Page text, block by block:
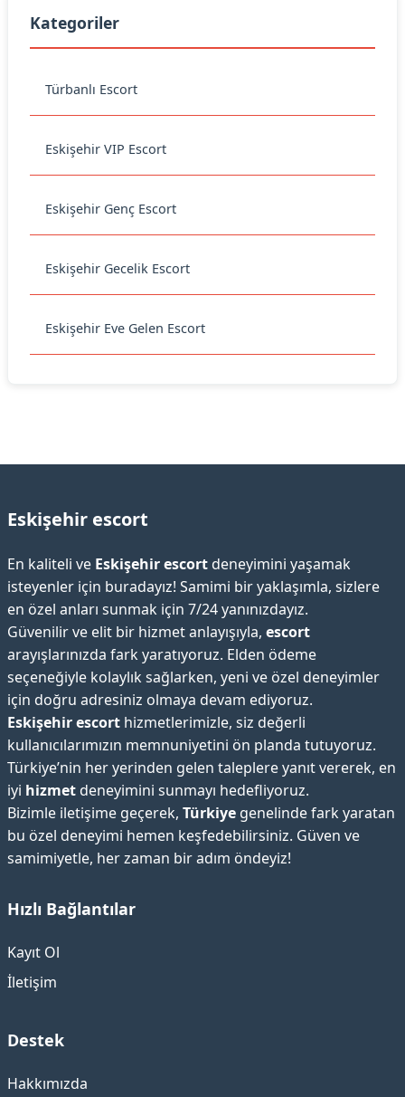
Kategoriler
Türbanlı Escort
Eskişehir VIP Escort
Eskişehir Genç Escort
Eskişehir Gecelik Escort
Eskişehir Eve Gelen Escort
Eskişehir escort
En kaliteli ve Eskişehir escort deneyimini yaşamak
isteyenler için buradayız! Samimi bir yaklaşımla, sizlere
en özel anları sunmak için 7/24 yanınızdayız.
Güvenilir ve elit bir hizmet anlayışıyla, escort
arayışlarınızda fark yaratıyoruz. Elden ödeme
seçeneğiyle kolaylık sağlarken, yeni ve özel deneyimler
için doğru adresiniz olmaya devam ediyoruz.
Eskişehir escort hizmetlerimizle, siz değerli
kullanıcılarımızın memnuniyetini ön planda tutuyoruz.
Türkiye’nin her yerinden gelen taleplere yanıt vererek, en
iyi hizmet deneyimini sunmayı hedefliyoruz.
Bizimle iletişime geçerek, Türkiye genelinde fark yaratan
bu özel deneyimi hemen keşfedebilirsiniz. Güven ve
samimiyetle, her zaman bir adım öndeyiz!
Hızlı Bağlantılar
Kayıt Ol
İletişim
Destek
Hakkımızda